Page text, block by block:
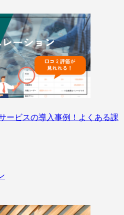
ービスの導入事例！よくある課